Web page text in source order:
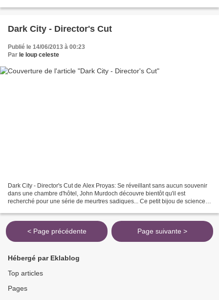
Dark City - Director's Cut
Publié le 14/06/2013 à 00:23
Par le loup celeste
Dark City - Director's Cut de Alex Proyas: Se réveillant sans aucun souvenir
dans une chambre d'hôtel, John Murdoch découvre bientôt qu'il est
recherché pour une série de meurtres sadiques... Ce petit bijou de science-
< Page précédente Page suivante >
Hébergé par Eklablog
Top articles
Pages